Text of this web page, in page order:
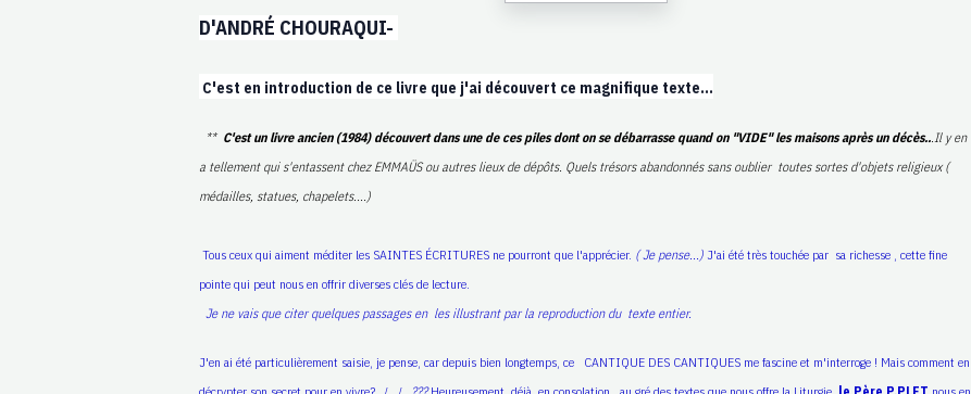
D'ANDRÉ CHOURAQUI-
C'est en introduction de ce livre que j'ai découvert ce magnifique texte...
**C'est un livre ancien (1984) découvert dans une de ces piles dont on se débarrasse quand on "VIDE" les maisons après un décès...Il y en
a tellement qui s'entassent chez EMMAÜS ou autres lieux de dépôts. Quels trésors abandonnés sans oublier toutes sortes d'objets religieux (
médailles, statues, chapelets....)
Tous ceux qui aiment méditer les SAINTES ÉCRITURES ne pourront que l'apprécier. ( Je pense...) J'ai été très touchée par sa richesse , cette fine
pointe qui peut nous en offrir diverses clés de lecture.
Je ne vais que citer quelques passages en les illustrant par la reproduction du texte entier.
J'en ai été particulièrement saisie, je pense, car depuis bien longtemps, ce CANTIQUE DES CANTIQUES me fascine et m'interroge ! Mais comment en